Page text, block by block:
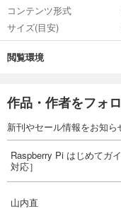
6-5 センサーで物までの距
6-6 一定の距離まで近付い
6-7 カメラで画像を撮影し
6-8 もっと電子工作
コンテンツ形式
サイズ(目安)
閲覧環境
作品・作者をフォ
新刊やセール情報をお知ら
Raspberry Pi はじめてガ
対応］
山内直